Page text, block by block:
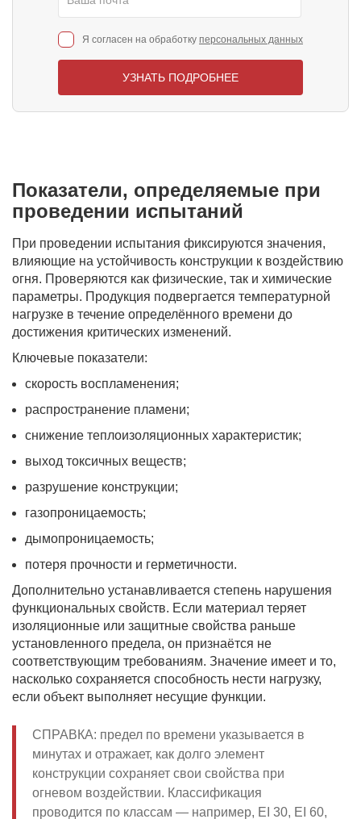
Я согласен на обработку персональных данных
УЗНАТЬ ПОДРОБНЕЕ
Показатели, определяемые при
проведении испытаний
При проведении испытания фиксируются значения,
влияющие на устойчивость конструкции к воздействию
огня. Проверяются как физические, так и химические
параметры. Продукция подвергается температурной
нагрузке в течение определённого времени до
достижения критических изменений.
Ключевые показатели:
скорость воспламенения;
распространение пламени;
снижение теплоизоляционных характеристик;
выход токсичных веществ;
разрушение конструкции;
газопроницаемость;
дымопроницаемость;
потеря прочности и герметичности.
Дополнительно устанавливается степень нарушения
функциональных свойств. Если материал теряет
изоляционные или защитные свойства раньше
установленного предела, он признаётся не
соответствующим требованиям. Значение имеет и то,
насколько сохраняется способность нести нагрузку,
если объект выполняет несущие функции.
СПРАВКА: предел по времени указывается в
минутах и отражает, как долго элемент
конструкции сохраняет свои свойства при
огневом воздействии. Классификация
проводится по классам — например, EI 30, EI 60,